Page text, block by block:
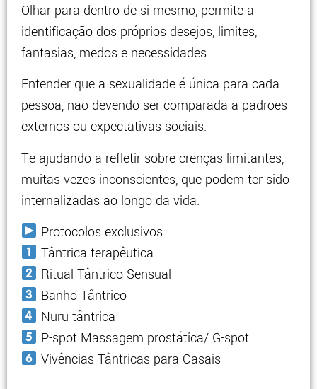
Olhar para dentro de si mesmo, permite a
identificação dos próprios desejos, limites,
fantasias, medos e necessidades.
Entender que a sexualidade é única para cada
pessoa, não devendo ser comparada a padrões
externos ou expectativas sociais.
Te ajudando a refletir sobre crenças limitantes,
muitas vezes inconscientes, que podem ter sido
internalizadas ao longo da vida.
Protocolos exclusivos
Tântrica terapêutica
Ritual Tântrico Sensual
Banho Tântrico
Nuru tântrica
P-spot Massagem prostática/ G-spot
Vivências Tântricas para Casais